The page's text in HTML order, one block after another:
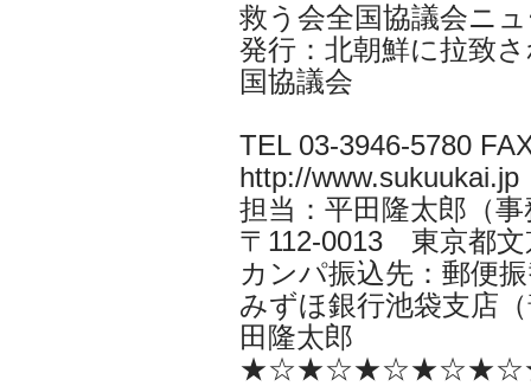
救う会全国協議会ニ
発行：北朝鮮に拉致
国協議会
TEL 03-3946-5780
http://www.sukuukai.jp
担当：平田隆太郎（
〒112-0013 東京都文
カンパ振込先：郵便
みずほ銀行池袋支店
田隆太郎